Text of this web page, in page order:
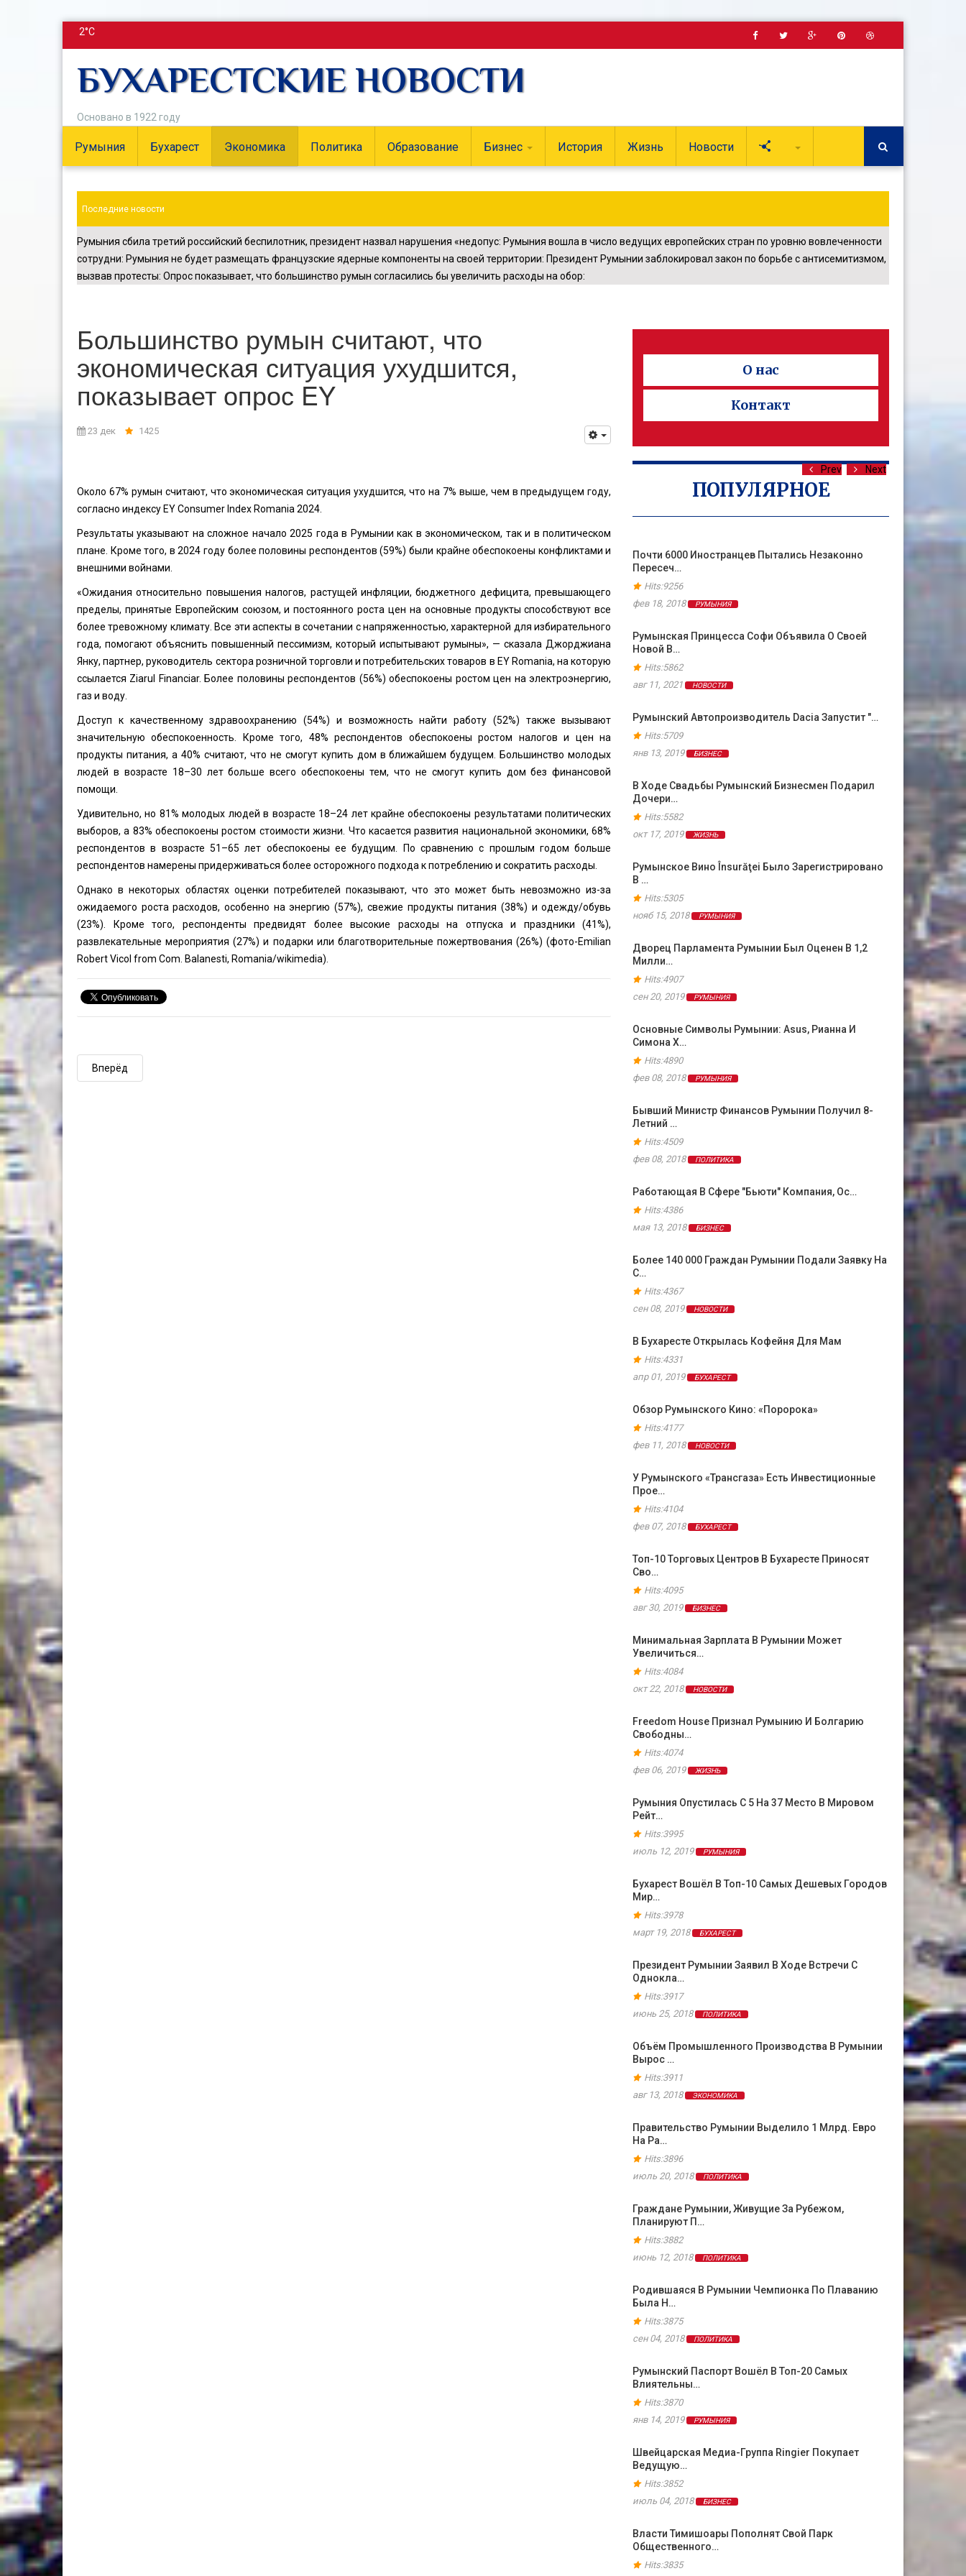
2°C
БУХАРЕСТСКИЕ НОВОСТИ
Основано в 1922 году
Румыния Бухарест Экономика Политика Образование Бизнес История Жизнь Новости
Последние новости
Румыния сбила третий российский беспилотник, президент назвал нарушения «недопус: Румыния вошла в число ведущих европейских стран по уровню вовлеченности
сотрудни: Румыния не будет размещать французские ядерные компоненты на своей территории: Президент Румынии заблокировал закон по борьбе с антисемитизмом,
вызвав протесты: Опрос показывает, что большинство румын согласились бы увеличить расходы на обор:
Большинство румын считают, что
экономическая ситуация ухудшится,
показывает опрос EY
23 дек 1425
Около 67% румын считают, что экономическая ситуация ухудшится, что на 7% выше, чем в предыдущем году,
согласно индексу EY Consumer Index Romania 2024.
Результаты указывают на сложное начало 2025 года в Румынии как в экономическом, так и в политическом
плане. Кроме того, в 2024 году более половины респондентов (59%) были крайне обеспокоены конфликтами и
внешними войнами.
«Ожидания относительно повышения налогов, растущей инфляции, бюджетного дефицита, превышающего
пределы, принятые Европейским союзом, и постоянного роста цен на основные продукты способствуют все
более тревожному климату. Все эти аспекты в сочетании с напряженностью, характерной для избирательного
года, помогают объяснить повышенный пессимизм, который испытывают румыны», — сказала Джорджиана
Янку, партнер, руководитель сектора розничной торговли и потребительских товаров в EY Romania, на которую
ссылается Ziarul Financiar. Более половины респондентов (56%) обеспокоены ростом цен на электроэнергию,
газ и воду.
Доступ к качественному здравоохранению (54%) и возможность найти работу (52%) также вызывают
значительную обеспокоенность. Кроме того, 48% респондентов обеспокоены ростом налогов и цен на
продукты питания, а 40% считают, что не смогут купить дом в ближайшем будущем. Большинство молодых
людей в возрасте 18–30 лет больше всего обеспокоены тем, что не смогут купить дом без финансовой
помощи.
Удивительно, но 81% молодых людей в возрасте 18–24 лет крайне обеспокоены результатами политических
выборов, а 83% обеспокоены ростом стоимости жизни. Что касается развития национальной экономики, 68%
респондентов в возрасте 51–65 лет обеспокоены ее будущим. По сравнению с прошлым годом больше
респондентов намерены придерживаться более осторожного подхода к потреблению и сократить расходы.
Однако в некоторых областях оценки потребителей показывают, что это может быть невозможно из-за
ожидаемого роста расходов, особенно на энергию (57%), свежие продукты питания (38%) и одежду/обувь
(23%). Кроме того, респонденты предвидят более высокие расходы на отпуска и праздники (41%),
развлекательные мероприятия (27%) и подарки или благотворительные пожертвования (26%) (фото-Emilian
Robert Vicol from Com. Balanesti, Romania/wikimedia).
Вперёд
О нас
Контакт
ПОПУЛЯРНОЕ
Prev Next
Почти 6000 Иностранцев Пытались Незаконно
Пересеч…
Hits:9256
фев 18, 2018
РУМЫНИЯ
Румынская Принцесса Софи Объявила О Своей
Новой В…
Hits:5862
авг 11, 2021
НОВОСТИ
Румынский Автопроизводитель Dacia Запустит "…
Hits:5709
янв 13, 2019
БИЗНЕС
В Ходе Свадьбы Румынский Бизнесмен Подарил
Дочери…
Hits:5582
окт 17, 2019
ЖИЗНЬ
Румынское Вино Însurăţei Было Зарегистрировано
В …
Hits:5305
нояб 15, 2018
РУМЫНИЯ
Дворец Парламента Румынии Был Оценен В 1,2
Милли…
Hits:4907
сен 20, 2019
РУМЫНИЯ
Основные Символы Румынии: Asus, Рианна И
Симона Х…
Hits:4890
фев 08, 2018
РУМЫНИЯ
Бывший Министр Финансов Румынии Получил 8-
Летний …
Hits:4509
фев 08, 2018
ПОЛИТИКА
Работающая В Сфере "бьюти" Компания, Ос…
Hits:4386
мая 13, 2018
БИЗНЕС
Более 140 000 Граждан Румынии Подали Заявку На
С…
Hits:4367
сен 08, 2019
НОВОСТИ
В Бухаресте Открылась Кофейня Для Мам
Hits:4331
апр 01, 2019
БУХАРЕСТ
Обзор Румынского Кино: «Поророка»
Hits:4177
фев 11, 2018
НОВОСТИ
У Румынского «Трансгаза» Есть Инвестиционные
Прое…
Hits:4104
фев 07, 2018
БУХАРЕСТ
Топ-10 Торговых Центров В Бухаресте Приносят
Сво…
Hits:4095
авг 30, 2019
БИЗНЕС
Минимальная Зарплата В Румынии Может
Увеличиться…
Hits:4084
окт 22, 2018
НОВОСТИ
Freedom House Признал Румынию И Болгарию
Свободны…
Hits:4074
фев 06, 2019
ЖИЗНЬ
Румыния Опустилась С 5 На 37 Место В Мировом
Рейт…
Hits:3995
июль 12, 2019
РУМЫНИЯ
Бухарест Вошёл В Топ-10 Самых Дешевых Городов
Мир…
Hits:3978
март 19, 2018
БУХАРЕСТ
Президент Румынии Заявил В Ходе Встречи С
Однокла…
Hits:3917
июнь 25, 2018
ПОЛИТИКА
Объём Промышленного Производства В Румынии
Вырос …
Hits:3911
авг 13, 2018
ЭКОНОМИКА
Правительство Румынии Выделило 1 Млрд. Евро
На Ра…
Hits:3896
июль 20, 2018
ПОЛИТИКА
Граждане Румынии, Живущие За Рубежом,
Планируют П…
Hits:3882
июнь 12, 2018
ПОЛИТИКА
Родившаяся В Румынии Чемпионка По Плаванию
Была Н…
Hits:3875
сен 04, 2018
ПОЛИТИКА
Румынский Паспорт Вошёл В Топ-20 Самых
Влиятельны…
Hits:3870
янв 14, 2019
РУМЫНИЯ
Швейцарская Медиа-Группа Ringier Покупает
Ведущую…
Hits:3852
июль 04, 2018
БИЗНЕС
Власти Тимишоары Пополнят Свой Парк
Общественного…
Hits:3835